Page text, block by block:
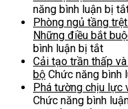
định
kỳ
văn
phòng
cũ
–
checklist
sửa
năng bình luận bị
Phòng ngủ tầng
Những điều bắt
bình luận bị tắtở
ngủ
tầng
trệt
Cải tạo trần thấp
bộ Chức năng bình
Phá tường chịu lực
Chức năng bình